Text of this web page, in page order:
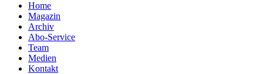
Home
Magazin
Archiv
Abo-Service
Team
Medien
Kontakt